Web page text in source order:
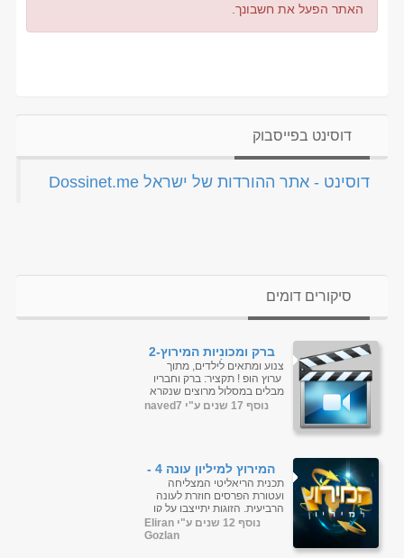
האתר הפעל את חשבונך.
דוסינט בפייסבוק
‏דוסינט - אתר ההורדות של ישראל Dossinet.me‏
סיקורים דומים
ברק ומכוניות המירוץ-2
פרקים בלעדי
צנוע ומתאים לילדים, מתוך
ערוץ הופ ! תקציר: ברק וחבריו
מבלים במסלול מרוצים שנקרא
מסלול הזהב. גדליה משגיח
נוסף 17 שנים ע"י naved7
המירוץ למיליון עונה 4 -
פרק 29
תכנית הריאליטי המצליחה
ועטורת הפרסים חוזרת לעונה
הרביעית. הזוגות יתייצבו על קו
הזינוק למסע מפתיע, מצחיק
ומטורף ברחבי העולם. הם
נוסף 12 שנים ע"י Eliran
Gozlan